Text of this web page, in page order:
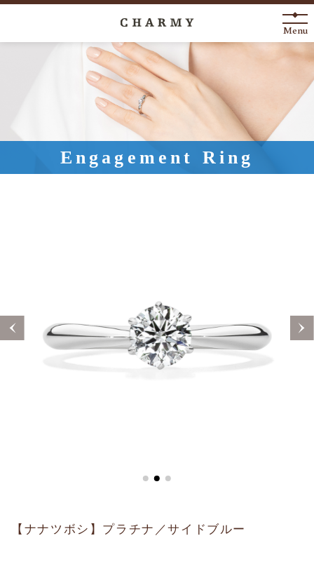
New Arrival
About
Engagement Ring
Marriage Ring
Sustainability Voice Catalog Contact
Menu
Engagement Ring
【ナナツボシ】プラチナ／サイドブルー